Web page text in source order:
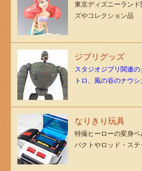
東京ディズニーラン
ズやコレクション品
ジブリグッズ
スタジオジブリ関連
トロ、風の谷のナウ
なりきり玩具
特撮ヒーローの変身
パクトやロッド・ステ